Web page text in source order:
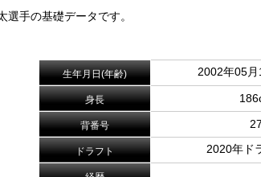
選手の基礎データです。
生年月日(年齢) 2002年05
身長
背番号 27
ドラフト 2020年ド